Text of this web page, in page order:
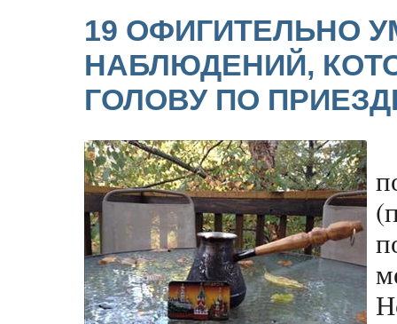
19 ОФИГИТЕЛЬНО
НАБЛЮДЕНИЙ,
ГОЛОВУ ПО